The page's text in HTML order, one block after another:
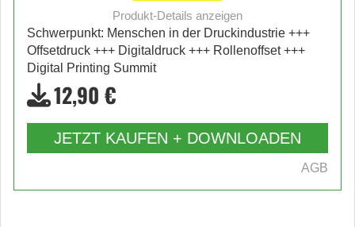
Produkt-Details anzeigen
Schwerpunkt: Menschen in der Druckindustrie +++
Offsetdruck +++ Digitaldruck +++ Rollenoffset +++
Digital Printing Summit
12,90 €
JETZT KAUFEN + DOWNLOADEN
AGB